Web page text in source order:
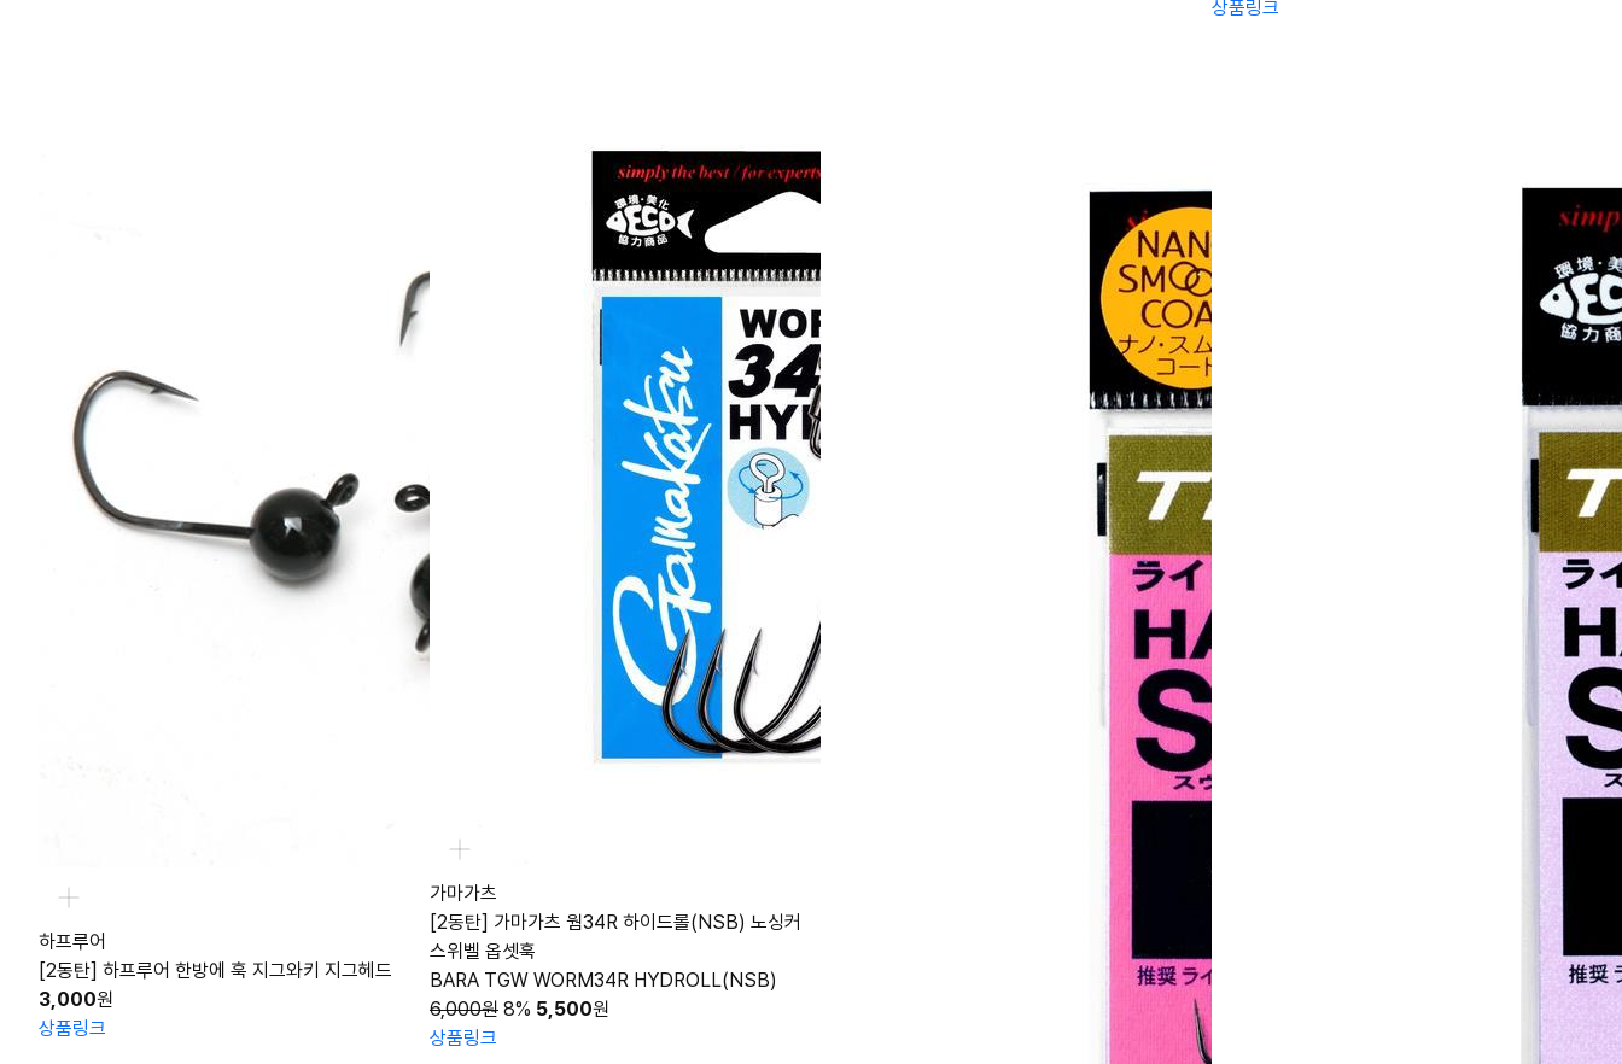
상품링크
하프루어
[2동탄] 하프루어 한방에 훅 지그와키 지그헤드
3,000원
상품링크
가마가츠
[2동탄] 가마가츠 웜34R 하이드롤(NSB) 노싱커
스위벨 옵셋훅
BARA TGW WORM34R HYDROLL(NSB)
6,000원 8% 5,500원
상품링크